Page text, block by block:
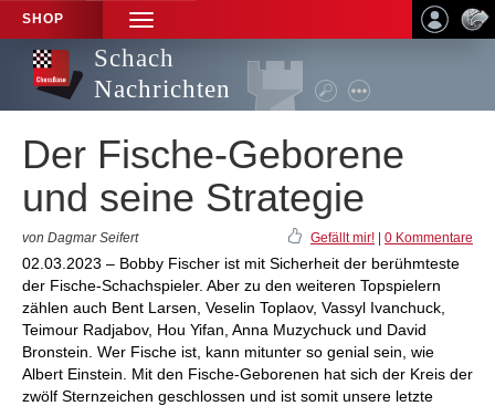
SHOP
TOGGLE
NAVIGATION
Schach
Nachrichten
Der Fische-Geborene
und seine Strategie
von Dagmar Seifert Gefällt mir! 0 Kommentare
02.03.2023 – Bobby Fischer ist mit Sicherheit der berühmteste
der Fische-Schachspieler. Aber zu den weiteren Topspielern
zählen auch Bent Larsen, Veselin Toplaov, Vassyl Ivanchuck,
Teimour Radjabov, Hou Yifan, Anna Muzychuck und David
Bronstein. Wer Fische ist, kann mitunter so genial sein, wie
Albert Einstein. Mit den Fische-Geborenen hat sich der Kreis der
zwölf Sternzeichen geschlossen und ist somit unsere letzte